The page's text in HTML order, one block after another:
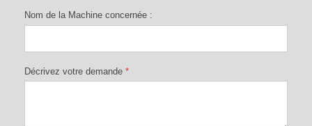
Nom de la Machine concernée :
Décrivez votre demande *